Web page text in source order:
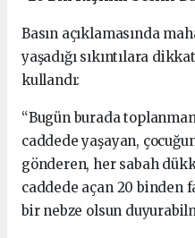
Basın açıklamasında
yaşadığı sıkıntılara
kullandı:
“Bugün burada
caddede yaşayan,
gönderen, her sabah
caddede açan 20 binden
bir nebze olsun